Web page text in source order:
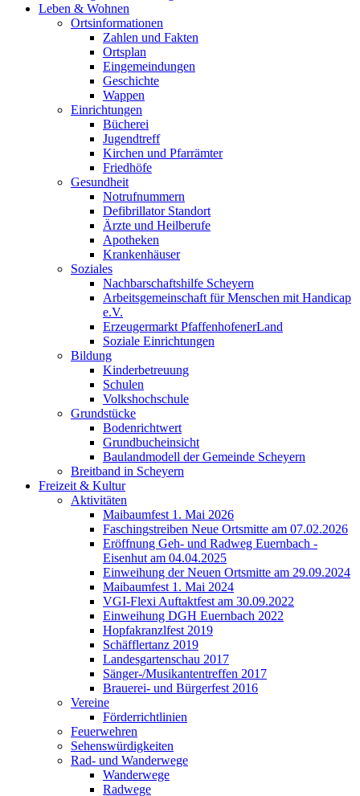
Leben & Wohnen
Ortsinformationen
Zahlen und Fakten
Ortsplan
Eingemeindungen
Geschichte
Wappen
Einrichtungen
Bücherei
Jugendtreff
Kirchen und Pfarrämter
Friedhöfe
Gesundheit
Notrufnummern
Defibrillator Standort
Ärzte und Heilberufe
Apotheken
Krankenhäuser
Soziales
Nachbarschaftshilfe Scheyern
Arbeitsgemeinschaft für Menschen mit Handicap
e.V.
Erzeugermarkt PfaffenhofenerLand
Soziale Einrichtungen
Bildung
Kinderbetreuung
Schulen
Volkshochschule
Grundstücke
Bodenrichtwert
Grundbucheinsicht
Baulandmodell der Gemeinde Scheyern
Breitband in Scheyern
Freizeit & Kultur
Aktivitäten
Maibaumfest 1. Mai 2026
Faschingstreiben Neue Ortsmitte am 07.02.2026
Eröffnung Geh- und Radweg Euernbach -
Eisenhut am 04.04.2025
Einweihung der Neuen Ortsmitte am 29.09.2024
Maibaumfest 1. Mai 2024
VGI-Flexi Auftaktfest am 30.09.2022
Einweihung DGH Euernbach 2022
Hopfakranzlfest 2019
Schäfflertanz 2019
Landesgartenschau 2017
Sänger-/Musikantentreffen 2017
Brauerei- und Bürgerfest 2016
Vereine
Förderrichtlinien
Feuerwehren
Sehenswürdigkeiten
Rad- und Wanderwege
Wanderwege
Radwege